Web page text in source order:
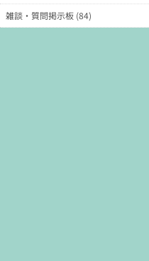
雑談・質問掲示板 (84)